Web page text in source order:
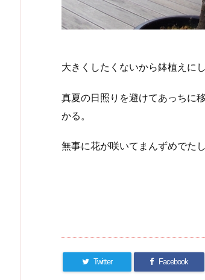
大きくしたくないから鉢植えにし
真夏の日照りを避けてあっちに
かる。
無事に花が咲いてまんずめでたし
Twitter Facebook